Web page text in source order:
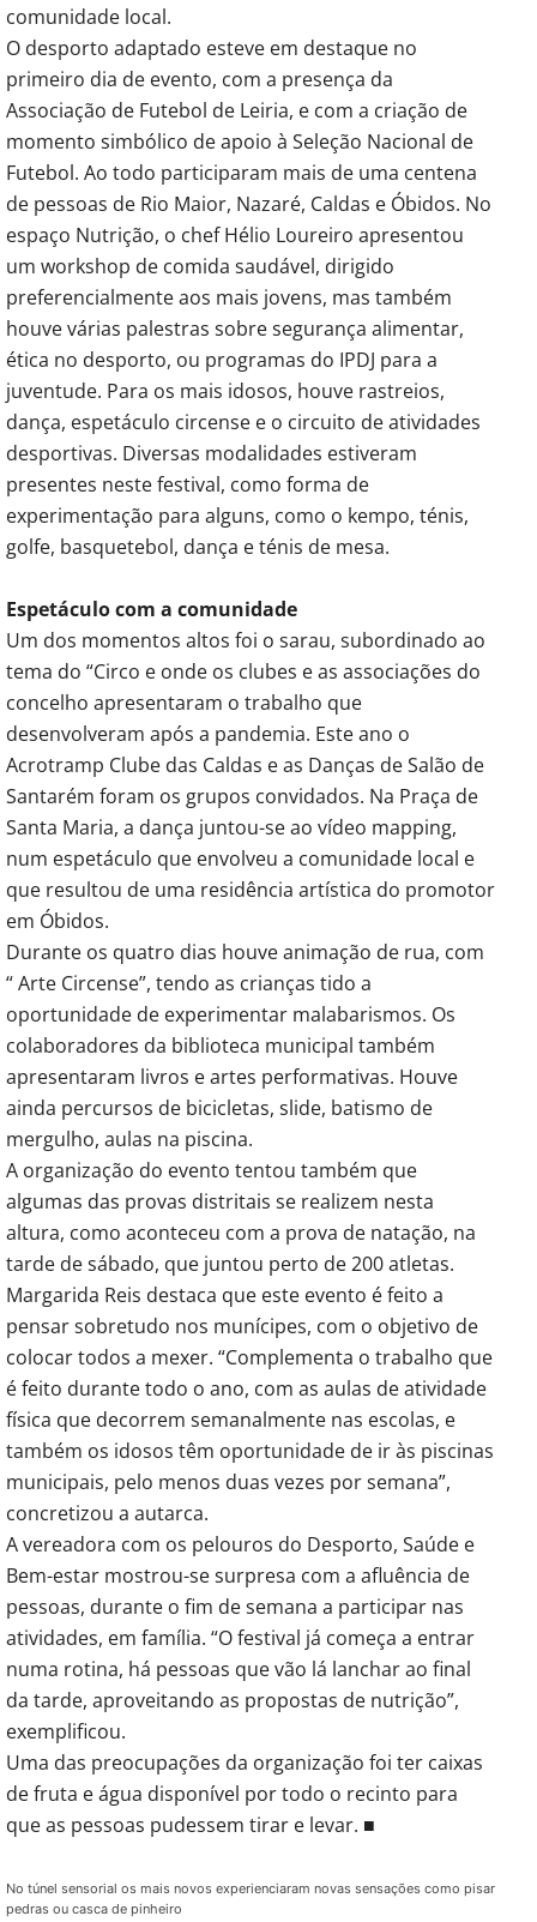
comunidade local.
O desporto adaptado esteve em destaque no
primeiro dia de evento, com a presença da
Associação de Futebol de Leiria, e com a criação de
momento simbólico de apoio à Seleção Nacional de
Futebol. Ao todo participaram mais de uma centena
de pessoas de Rio Maior, Nazaré, Caldas e Óbidos. No
espaço Nutrição, o chef Hélio Loureiro apresentou
um workshop de comida saudável, dirigido
preferencialmente aos mais jovens, mas também
houve várias palestras sobre segurança alimentar,
ética no desporto, ou programas do IPDJ para a
juventude. Para os mais idosos, houve rastreios,
dança, espetáculo circense e o circuito de atividades
desportivas. Diversas modalidades estiveram
presentes neste festival, como forma de
experimentação para alguns, como o kempo, ténis,
golfe, basquetebol, dança e ténis de mesa.
Espetáculo com a comunidade
Um dos momentos altos foi o sarau, subordinado ao
tema do “Circo e onde os clubes e as associações do
concelho apresentaram o trabalho que
desenvolveram após a pandemia. Este ano o
Acrotramp Clube das Caldas e as Danças de Salão de
Santarém foram os grupos convidados. Na Praça de
Santa Maria, a dança juntou-se ao vídeo mapping,
num espetáculo que envolveu a comunidade local e
que resultou de uma residência artística do promotor
em Óbidos.
Durante os quatro dias houve animação de rua, com
“ Arte Circense”, tendo as crianças tido a
oportunidade de experimentar malabarismos. Os
colaboradores da biblioteca municipal também
apresentaram livros e artes performativas. Houve
ainda percursos de bicicletas, slide, batismo de
mergulho, aulas na piscina.
A organização do evento tentou também que
algumas das provas distritais se realizem nesta
altura, como aconteceu com a prova de natação, na
tarde de sábado, que juntou perto de 200 atletas.
Margarida Reis destaca que este evento é feito a
pensar sobretudo nos munícipes, com o objetivo de
colocar todos a mexer. “Complementa o trabalho que
é feito durante todo o ano, com as aulas de atividade
física que decorrem semanalmente nas escolas, e
também os idosos têm oportunidade de ir às piscinas
municipais, pelo menos duas vezes por semana”,
concretizou a autarca.
A vereadora com os pelouros do Desporto, Saúde e
Bem-estar mostrou-se surpresa com a afluência de
pessoas, durante o fim de semana a participar nas
atividades, em família. “O festival já começa a entrar
numa rotina, há pessoas que vão lá lanchar ao final
da tarde, aproveitando as propostas de nutrição”,
exemplificou.
Uma das preocupações da organização foi ter caixas
de fruta e água disponível por todo o recinto para
que as pessoas pudessem tirar e levar. ■
No túnel sensorial os mais novos experienciaram novas sensações como pisar
pedras ou casca de pinheiro